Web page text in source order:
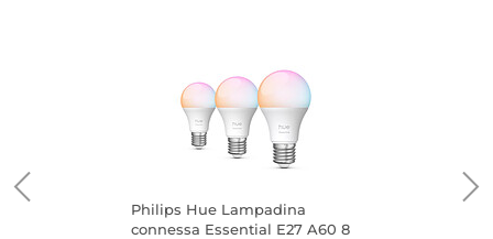
Philips Hue Lampadina
connessa Essential E27 A60 8